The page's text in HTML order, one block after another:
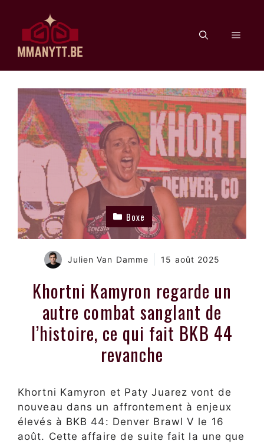
contenu
Boxe
Julien Van Damme 15 août 2025
Khortni Kamyron regarde un
autre combat sanglant de
l’histoire, ce qui fait BKB 44
revanche
Khortni Kamyron et Paty Juarez vont de
nouveau dans un affrontement à enjeux
élevés à BKB 44: Denver Brawl V le 16
août. Cette affaire de suite fait la une que